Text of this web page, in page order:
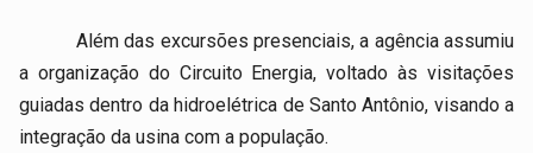
Além das excursões presenciais, a agência assumiu
a organização do Circuito Energia, voltado às visitações
guiadas dentro da hidroelétrica de Santo Antônio, visando a
integração da usina com a população.